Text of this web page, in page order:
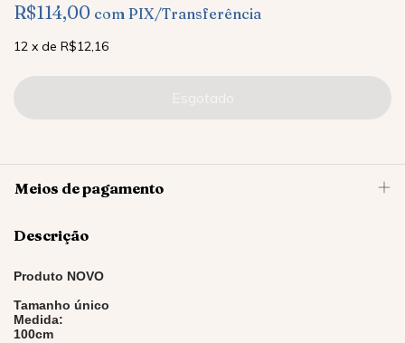
R$114,00 com PIX/Transferência
12 x de R$12,16
Meios de pagamento
Descrição
Produto NOVO
Tamanho único
Medida:
100cm